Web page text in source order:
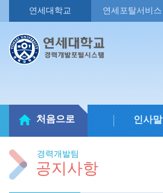
연세대학교 연세포탈서비스
처음으로 인사말
경력개발팀
공지사항